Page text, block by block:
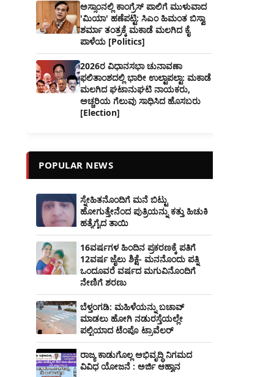
ಅಸ್ಸಾಂನಲ್ಲಿ ಕಾಂಗ್ರೆಸ್ ಪಾಲಿಗೆ ಮುಳುವಾದ
'ಮಿಯಾ' ಹಣೆಪಟ್ಟಿ: ಸಿಎಂ ಹಿಮಂತ ಬಿಸ್ವಾ
ಶರ್ಮಾ ತಂತ್ರಕ್ಕೆ ಮಕಾಡೆ ಮಲಗಿದ ಕೈ
ಪಾಳೆಯ [Politics]
2026ರ ವಿಧಾನಸಭಾ ಚುನಾವಣಾ
ಫಲಿತಾಂಶದಲ್ಲಿ ಭಾರೀ ಉಲ್ಟಾಪಲ್ಟಾ: ಮಕಾಡೆ
ಮಲಗಿದ ಘಟಾನುಘಟಿ ನಾಯಕರು,
ಅಚ್ಚರಿಯ ಗೆಲುವು ಸಾಧಿಸಿದ ಹೊಸಬರು
[Election]
POPULAR NEWS
ಸ್ನೇಹಿತನೊಂದಿಗೆ ಮನೆ ಬಿಟ್ಟು
ಹೋಗುತ್ತೇನೆಂದ ಪುತ್ರಿಯನ್ನು ಕತ್ತು ಹಿಚುಕಿ
ಹತ್ಯೆಗೈದ ತಾಯಿ
16ವರ್ಷಗಳ ಹಿಂದಿನ ಪ್ರಕರಣಕ್ಕೆ ಪತಿಗೆ
12ವರ್ಷ ಜೈಲು ಶಿಕ್ಷೆ- ಮನನೊಂದು ಪತ್ನಿ
ಒಂದೂವರೆ ವರ್ಷದ ಮಗುವಿನೊಂದಿಗೆ
ನೇಣಿಗೆ ಶರಣು
ಬೆಳ್ತಂಗಡಿ: ಮಹಿಳೆಯನ್ನು ಬಚಾವ್
ಮಾಡಲು ಹೋಗಿ ನಡುರಸ್ತೆಯಲ್ಲೇ
ಪಲ್ಟಿಯಾದ ಟೆಂಪೊ ಟ್ರಾವೆಲರ್
ರಾಜ್ಯ ಕಾಡುಗೊಲ್ಲ ಅಭಿವೃದ್ಧಿ ನಿಗಮದ
ವಿವಿಧ ಯೋಜನೆ : ಅರ್ಜಿ ಆಹ್ವಾನ